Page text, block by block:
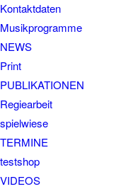
Kontaktdaten
Musikprogramme
NEWS
Print
PUBLIKATIONEN
Regiearbeit
spielwiese
TERMINE
testshop
VIDEOS